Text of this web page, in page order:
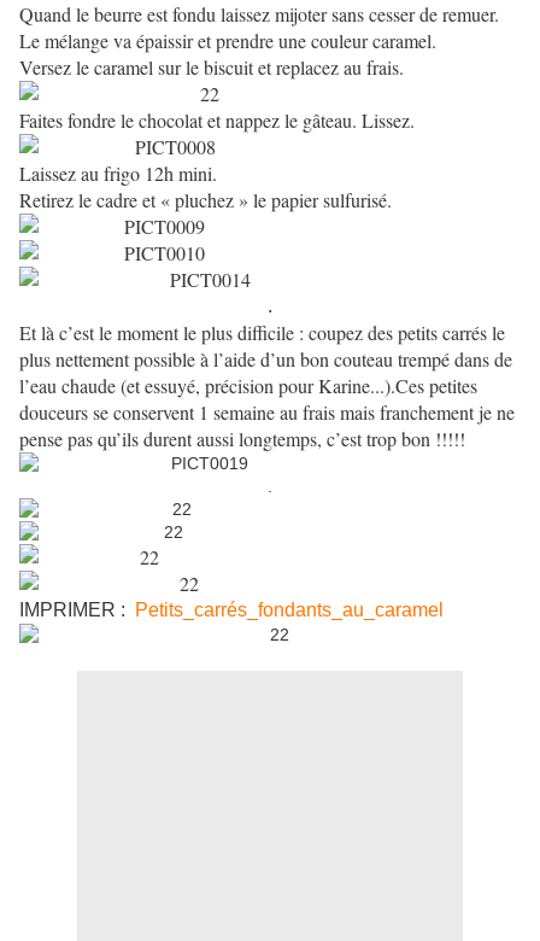
Quand le beurre est fondu laissez mijoter sans cesser de remuer.
Le mélange va épaissir et prendre une couleur caramel.
Versez le caramel sur le biscuit et replacez au frais.
Faites fondre le chocolat et nappez le gâteau. Lissez.
Laissez au frigo 12h mini.
Retirez le cadre et « pluchez » le papier sulfurisé.
.
Et là c’est le moment le plus difficile : coupez des petits carrés le
plus nettement possible à l’aide d’un bon couteau trempé dans de
l’eau chaude (et essuyé, précision pour Karine...).Ces petites
douceurs se conservent 1 semaine au frais mais franchement je ne
pense pas qu’ils durent aussi longtemps, c’est trop bon !!!!!
IMPRIMER : Petits_carrés_fondants_au_caramel